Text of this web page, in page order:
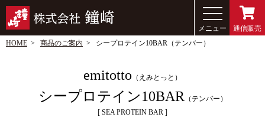
メニュー
通信販売
HOME
商品のご案内 シープロテイン10BAR（テンバー）
emitotto （えみとっと）
シープロテイン10BAR（テンバー）
SEA PROTEIN BAR